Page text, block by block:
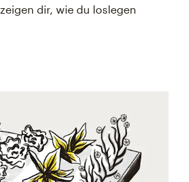
dir, wie du loslegen